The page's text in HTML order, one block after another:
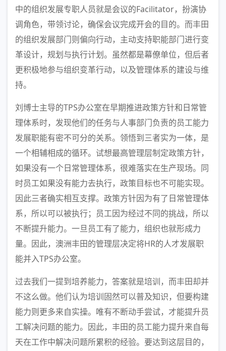
中的组织发展专职人员就是会议的Facilitator，扮演协
调角色，带领讨论，确保会议完成开会的目的。而丰田
的组织发展部门则偏向行动，主动支持职能部门进行变
革设计，规划与执行计划。虽然都是幕僚单位，但后者
更积极地参与组织变革行动，以及管理体系的建设与维
持。
刘博士主导的TPS办公室在早期推进政策方针和日常管
理体系时，发现他们的任务与人事部门负责的员工能力
发展职能有密不可分的关系。领悟到三者实为一体，是
一个相辅相成的循环。试想最高管理层制定政策方针，
如果没有一个日常管理体系，很难落实在生产现场。同
时员工如果没有能力去执行，政策目标也不可能实现。
因此三者确实相互支撑。政策方针因为有了日常管理体
系，所以可以被执行；员工因为经过不同的挑战，所以
不断提升能力。一旦员工有了能力，组织也就形成力
量。因此，澳洲丰田的管理层决定将HR的人才发展职
能并入TPS办公室。
过去我们一提到培养能力，答案就是培训，而丰田却并
不这么做。他们认为培训固然可以普及知识，但要构建
能力则更多来自实操。唯有不断动手尝试，才能提升员
工解决问题的能力。因此，丰田的员工能力提升来自每
天在工作中解决问题所累积的经验。要达到这层目的，